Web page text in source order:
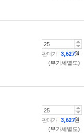
판매가 3,627원
(부가세별도)
판매가 3,627원
(부가세별도)